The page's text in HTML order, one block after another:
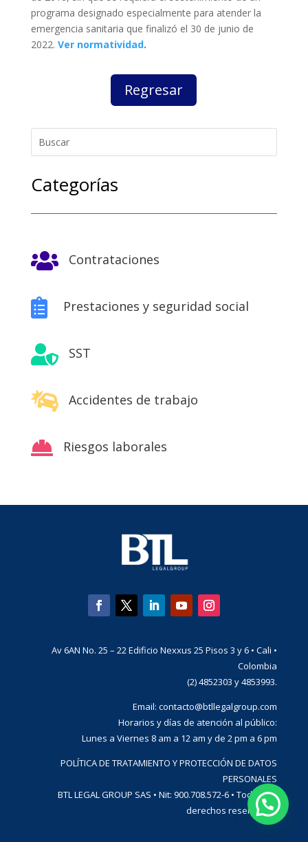
programa designado especialmente para atender la
emergencia sanitaria que finalizó el 30 de junio de
2022. Ver normatividad.
Regresar
Categorías
 Contrataciones
 Prestaciones y seguridad social
 SST
 Accidentes de trabajo
 Riesgos laborales
Av 6AN No. 25 – 22 Edificio Nexxus 25 Pisos 3 y 6 • Cali •
Colombia
(2) 4852303 y 4853993.
Email: contacto@btllegalgroup.com
Horarios y días de atención al público:
Lunes a Viernes 8 am a 12 am y de 2 pm a 6 pm
POLÍTICA DE TRATAMIENTO Y PROTECCIÓN DE DATOS
PERSONALES
BTL LEGAL GROUP SAS • Nit: 900.708.572-6 • Todos los
derechos reservados